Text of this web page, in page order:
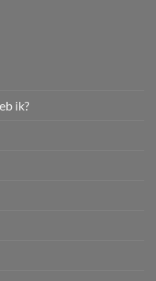
ik?